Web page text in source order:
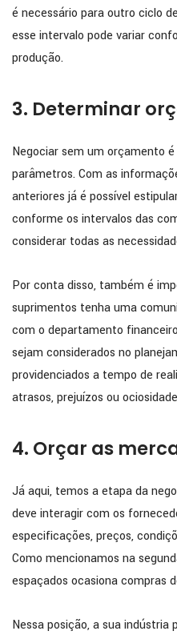
é necessário para outro ciclo
esse intervalo pode variar
produção.
3. Determinar
Negociar sem um orçamento
parâmetros. Com as
anteriores já é possível
conforme os intervalos das
considerar todas as
Por conta disso, também é
suprimentos tenha uma
com o departamento
sejam considerados no
providenciados a tempo de
atrasos, prejuízos ou
4. Orçar as
Já aqui, temos a etapa da
deve interagir com os
especificações, preços,
Como mencionamos na
espaçados ocasiona compras
Nessa posição, a sua indústria